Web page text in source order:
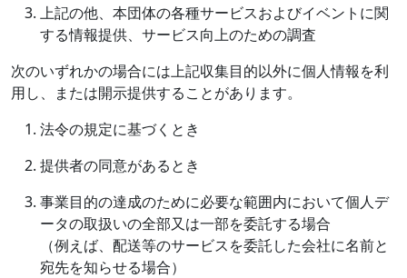
上記の他、本団体の各種サービスおよびイベントに関
する情報提供、サービス向上のための調査
次のいずれかの場合には上記収集目的以外に個人情報を利
用し、または開示提供することがあります。
法令の規定に基づくとき
提供者の同意があるとき
事業目的の達成のために必要な範囲内において個人デ
ータの取扱いの全部又は一部を委託する場合
（例えば、配送等のサービスを委託した会社に名前と
宛先を知らせる場合）